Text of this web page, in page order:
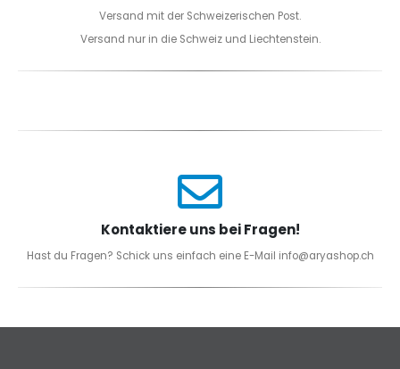
Versand mit der Schweizerischen Post.
Versand nur in die Schweiz und Liechtenstein.
Kontaktiere uns bei Fragen!
Hast du Fragen? Schick uns einfach eine E-Mail info@aryashop.ch